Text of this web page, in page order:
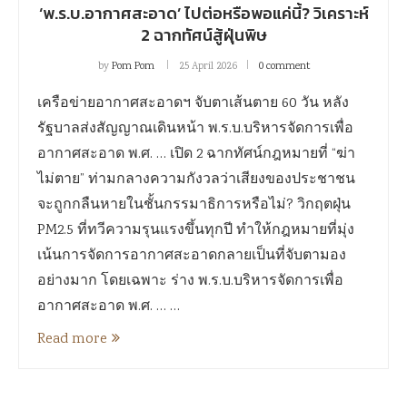
‘พ.ร.บ.อากาศสะอาด’ ไปต่อหรือพอแค่นี้? วิเคราะห์
2 ฉากทัศน์สู้ฝุ่นพิษ
byPom Pom 25 April 2026 0 comment
เครือข่ายอากาศสะอาดฯ จับตาเส้นตาย 60 วัน หลัง
รัฐบาลส่งสัญญาณเดินหน้า พ.ร.บ.บริหารจัดการเพื่อ
อากาศสะอาด พ.ศ. … เปิด 2 ฉากทัศน์กฎหมายที่ “ฆ่า
ไม่ตาย” ท่ามกลางความกังวลว่าเสียงของประชาชน
จะถูกกลืนหายในชั้นกรรมาธิการหรือไม่? วิกฤตฝุ่น
PM2.5 ที่ทวีความรุนแรงขึ้นทุกปี ทำให้กฎหมายที่มุ่ง
เน้นการจัดการอากาศสะอาดกลายเป็นที่จับตามอง
อย่างมาก โดยเฉพาะ ร่าง พ.ร.บ.บริหารจัดการเพื่อ
อากาศสะอาด พ.ศ. … …
Read more